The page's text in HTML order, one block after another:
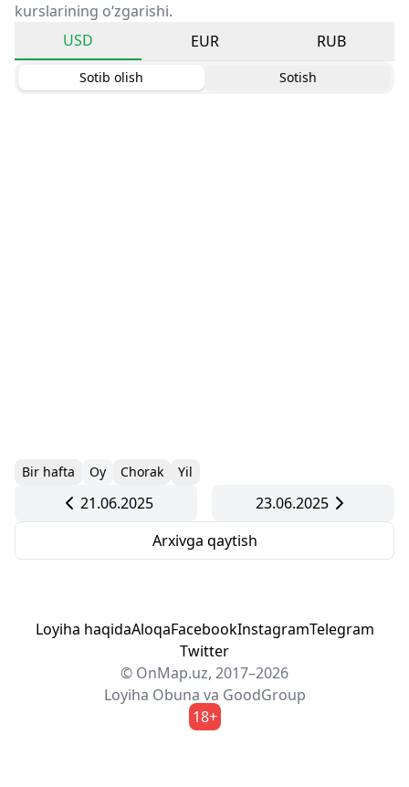
kurslarining o‘zgarishi.
USD
EUR RUB
Sotib olish Sotish
Bir hafta Oy Chorak Yil
21.06.2025
23.06.2025
Arxivga qaytish
Loyiha haqidaAloqaFacebookInstagramTelegram
Twitter
© OnMap.uz, 2017–2026
Loyiha Obuna va GoodGroup
18+